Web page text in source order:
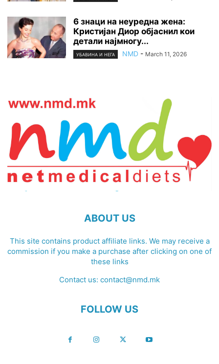
6 знаци на неуредна жена:
Кристијан Диор објаснил кои
детали најмногу...
УБАВИНА И НЕГА NMD - March 11, 2026
ABOUT US
This site contains product affiliate links. We may receive a
commission if you make a purchase after clicking on one of
these links
Contact us: contact@nmd.mk
FOLLOW US